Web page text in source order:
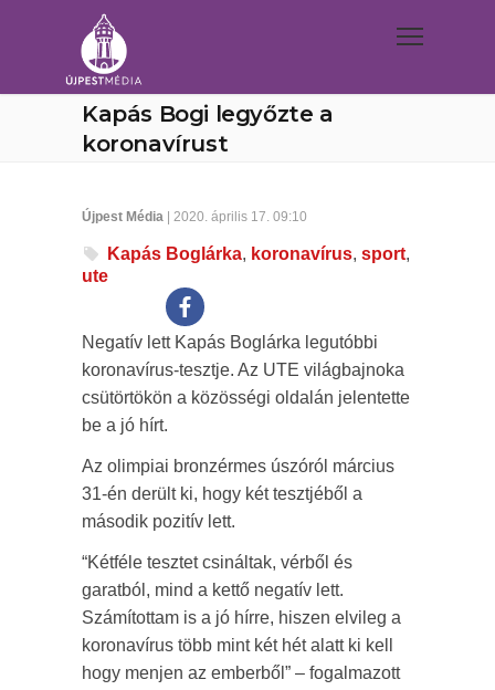
Kapás Bogi legyőzte a
koronavírust
Újpest Média | 2020. április 17. 09:10
Kapás Boglárka, koronavírus, sport,
ute
Negatív lett Kapás Boglárka legutóbbi
koronavírus-tesztje. Az UTE világbajnoka
csütörtökön a közösségi oldalán jelentette
be a jó hírt.
Az olimpiai bronzérmes úszóról március
31-én derült ki, hogy két tesztjéből a
második pozitív lett.
“Kétféle tesztet csináltak, vérből és
garatból, mind a kettő negatív lett.
Számítottam is a jó hírre, hiszen elvileg a
koronavírus több mint két hét alatt ki kell
hogy menjen az emberből” – fogalmazott